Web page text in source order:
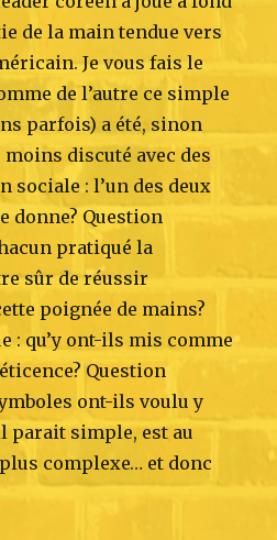
de la main tendue vers
Je vous fais le
de l’autre ce simple
parfois) a été, sinon
moins discuté avec des
sociale : l’un des deux
donne? Question
pratiqué la
sûr de réussir
poignée de mains?
: qu’y ont-ils mis comme
Question
ont-ils voulu y
parait simple, est au
complexe… et donc